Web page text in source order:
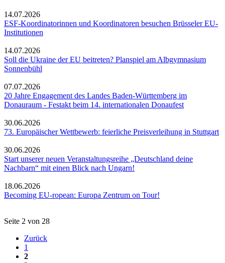
14.07.2026
ESF-Koordinatorinnen und Koordinatoren besuchen Brüsseler EU-
Institutionen
14.07.2026
Soll die Ukraine der EU beitreten? Planspiel am Albgymnasium
Sonnenbühl
07.07.2026
20 Jahre Engagement des Landes Baden-Württemberg im
Donauraum - Festakt beim 14. internationalen Donaufest
30.06.2026
73. Europäischer Wettbewerb: feierliche Preisverleihung in Stuttgart
30.06.2026
Start unserer neuen Veranstaltungsreihe „Deutschland deine
Nachbarn“ mit einen Blick nach Ungarn!
18.06.2026
Becoming EU-ropean: Europa Zentrum on Tour!
Seite 2 von 28
Zurück
1
2